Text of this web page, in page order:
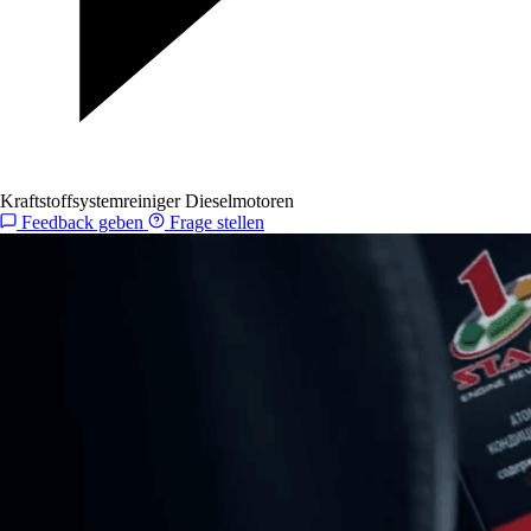
Kraftstoffsystemreiniger Dieselmotoren
Feedback geben
Frage stellen